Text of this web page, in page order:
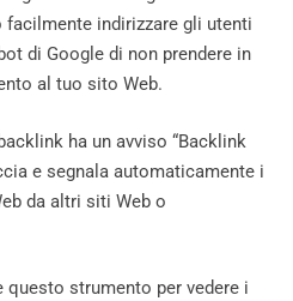
indirizzare gli utenti
di Google di non prendere in
al tuo sito Web.
ha un avviso “Backlink
e segnala automaticamente i
da altri siti Web o
questo strumento per vedere i